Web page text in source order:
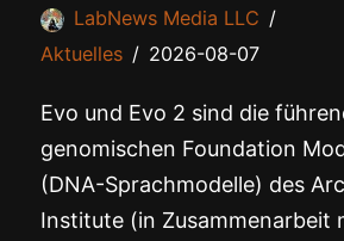
LabNews Media LLC
Aktuelles
2026-08-07
Evo und Evo 2 sind die
genomischen Foundation
(DNA-Sprachmodelle) des Arc
Institute (in Zusammenarbeit